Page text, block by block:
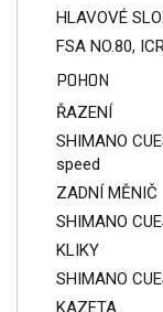
HLAVOVÉ
FSA NO.80,
POHON
ŘAZENÍ
SHIMANO
speed
ZADNÍ MĚNIČ
SHIMANO
KLIKY
SHIMANO
KAZETA